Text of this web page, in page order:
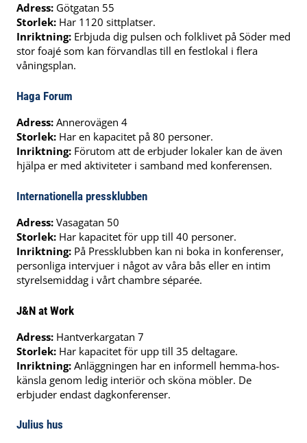
Adress: Götgatan 55
Storlek: Har 1120 sittplatser.
Inriktning: Erbjuda dig pulsen och folklivet på Söder med
stor foajé som kan förvandlas till en festlokal i flera
våningsplan.
Haga Forum
Adress: Annerovägen 4
Storlek: Har en kapacitet på 80 personer.
Inriktning: Förutom att de erbjuder lokaler kan de även
hjälpa er med aktiviteter i samband med konferensen.
Internationella pressklubben
Adress: Vasagatan 50
Storlek: Har kapacitet för upp till 40 personer.
Inriktning: På Pressklubben kan ni boka in konferenser,
personliga intervjuer i något av våra bås eller en intim
styrelsemiddag i vårt chambre séparée.
J&N at Work
Adress: Hantverkargatan 7
Storlek: Har kapacitet för upp till 35 deltagare.
Inriktning: Anläggningen har en informell hemma-hos-
känsla genom ledig interiör och sköna möbler. De
erbjuder endast dagkonferenser.
Julius hus